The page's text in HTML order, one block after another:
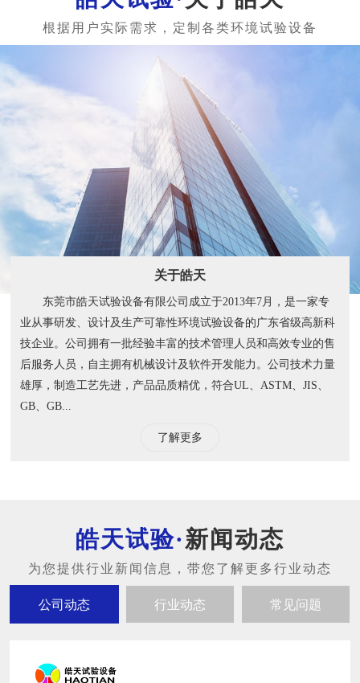
关于皓天
东莞市皓天试验设备有限公司成立于2013年7月，是一家专
业从事研发、设计及生产可靠性环境试验设备的广东省级高新科
技企业。公司拥有一批经验丰富的技术管理人员和高效专业的售
后服务人员，自主拥有机械设计及软件开发能力。公司技术力量
雄厚，制造工艺先进，产品品质精优，符合UL、ASTM、JIS、
GB、GB...
了解更多
新闻动态
公司动态 行业动态 常见问题